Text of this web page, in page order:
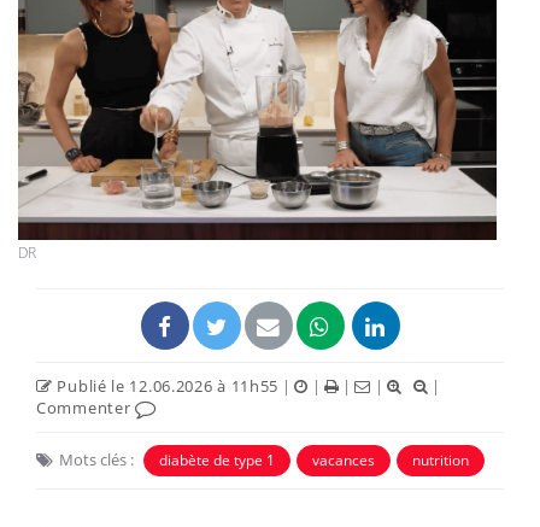
DR
Publié le 12.06.2026 à 11h55 | | | |
|
Commenter
Mots clés : diabète de type 1 vacances nutrition